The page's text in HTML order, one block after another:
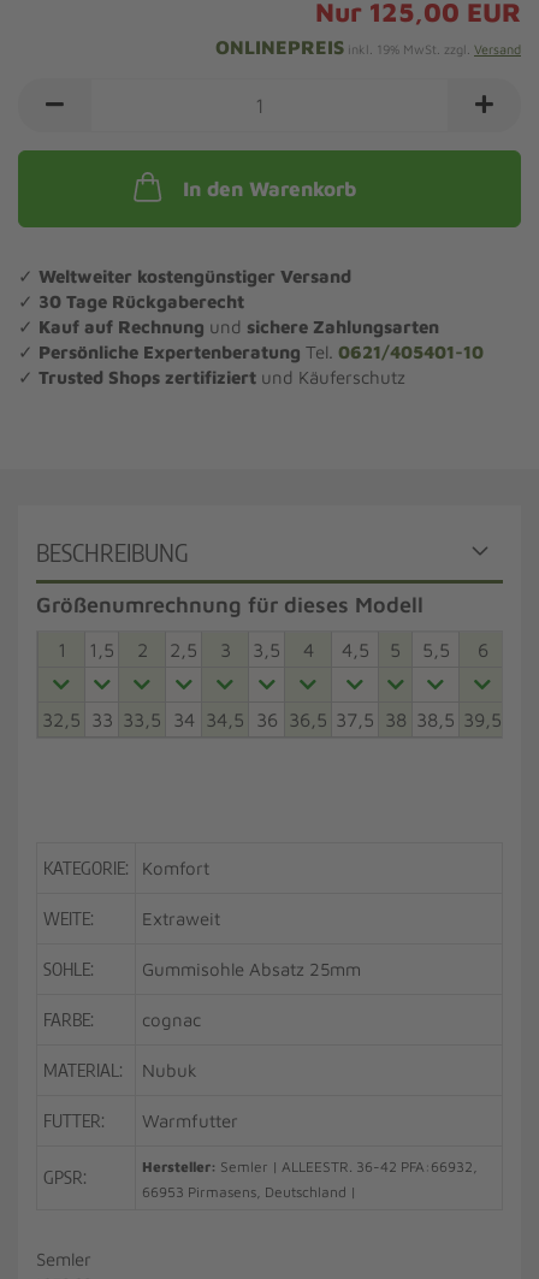
Nur 125,00 EUR
ONLINEPREIS inkl. 19% MwSt. zzgl. Versand
In den Warenkorb
✓ Weltweiter kostengünstiger Versand
✓ 30 Tage Rückgaberecht
✓ Kauf auf Rechnung und sichere Zahlungsarten
✓ Persönliche Expertenberatung Tel. 0621/405401-10
✓ Trusted Shops zertifiziert und Käuferschutz
BESCHREIBUNG
Größenumrechnung für dieses Modell
1 1,5 2 2,5 3 3,5 4 4,5 5 5,5 6
32,5 33 33,5 34 34,5 36 36,5 37,5 38 38,5 39,5
KATEGORIE: Komfort
WEITE: Extraweit
SOHLE: Gummisohle Absatz 25mm
FARBE: cognac
MATERIAL: Nubuk
FUTTER: Warmfutter
GPSR: Hersteller: Semler | ALLEESTR. 36-42 PFA:66932,
66953 Pirmasens, Deutschland |
Semler